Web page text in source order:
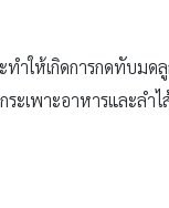
ให้เกิดการกดทับมดลู
ะเพาะอาหารและลำ